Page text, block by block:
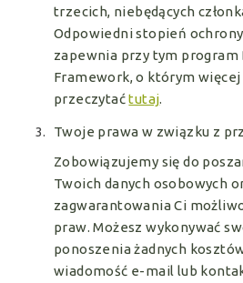
trzecich, niebędących
Odpowiedni stopień
zapewnia przy tym program
Framework, o którym więcej
przeczytaćtutaj.
Twoje prawa w związku z
Zobowiązujemy się do
Twoich danych osobowych
zagwarantowania Ci
praw. Możesz wykonywać
ponoszenia żadnych
wiadomość e-mail lub